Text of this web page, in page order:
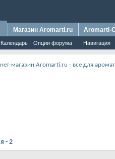
Календарь Опции форума Навигация
Магазин Aromarti.ru Aromarti-
магазин Aromarti.ru - все для
- 2